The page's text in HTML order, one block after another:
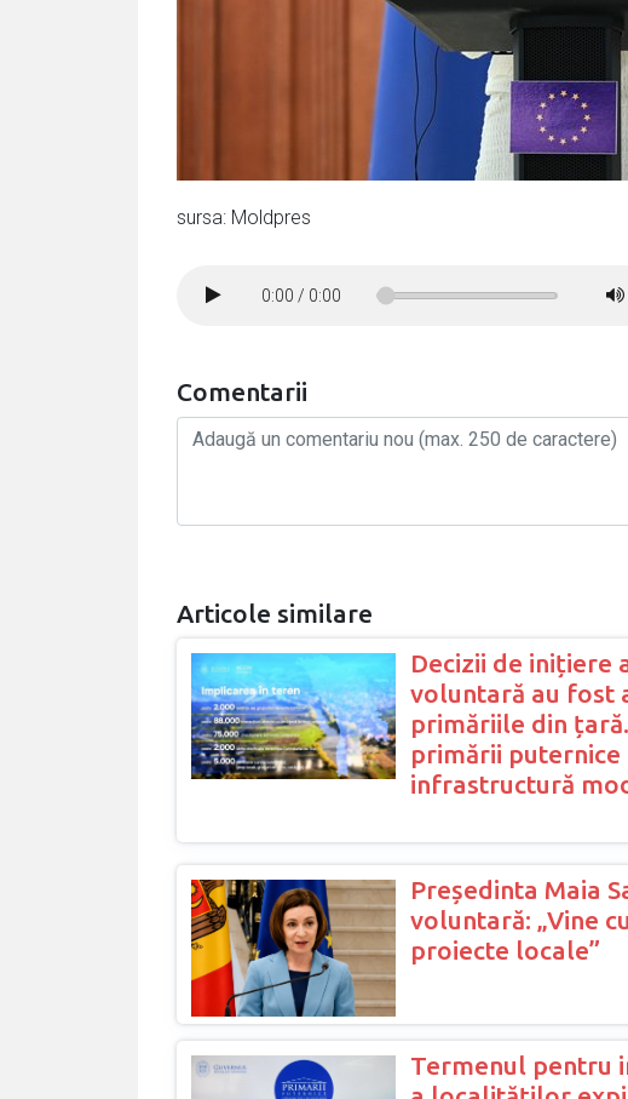
sursa: Moldpres
0:00 / 0:00
Comentarii
Articole similare
Decizii de inițiere
voluntară au fost
primăriile din
primării
infrastructură
Președinta Maia
voluntară: „Vine
proiecte locale”
Termenul pentru